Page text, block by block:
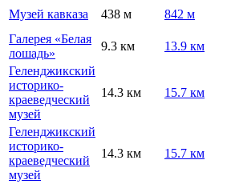
Музей кавказа 438 м 842 м
Галерея «Белая
лошадь»
9.3 км 13.9 км
Геленджикский
историко-
краеведческий
музей
14.3 км 15.7 км
Геленджикский
историко-
краеведческий
музей
14.3 км 15.7 км